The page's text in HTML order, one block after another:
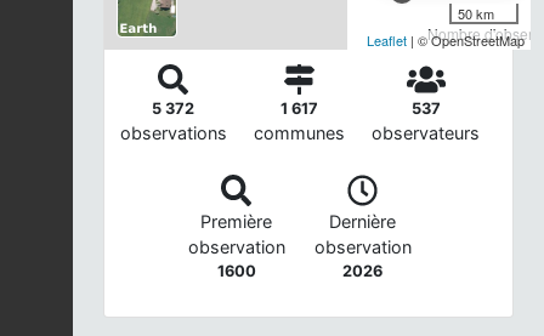
Nombre
50 km
Leaflet | © OpenStreetMap
5 372
observations
1 617
communes
537
observateurs
Première
observation
1600
Dernière
observation
2026